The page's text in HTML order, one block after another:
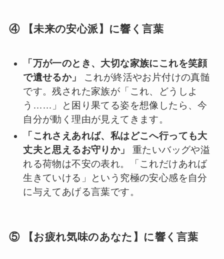
④ 【未来の安心派】に響く言葉
「万が一のとき、大切な家族にこれを笑顔
で遺せるか」
これが終活やお片付けの真髄
です。残された家族が「これ、どうしよ
う……」と困り果てる姿を想像したら、今
自分が動く理由が見えてきます。
「これさえあれば、私はどこへ行っても大
丈夫と思えるお守りか」
重たいバッグや溢
れる荷物は不安の表れ。「これだけあれば
生きていける」という究極の安心感を自分
に与えてあげる言葉です。
⑤ 【お疲れ気味のあなた】に響く言葉